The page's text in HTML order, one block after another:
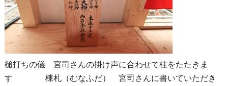
槌打ちの儀 宮司さんの掛け声に合わせて柱をたたきま
す 棟札（むなふだ） 宮司さんに書いていただき